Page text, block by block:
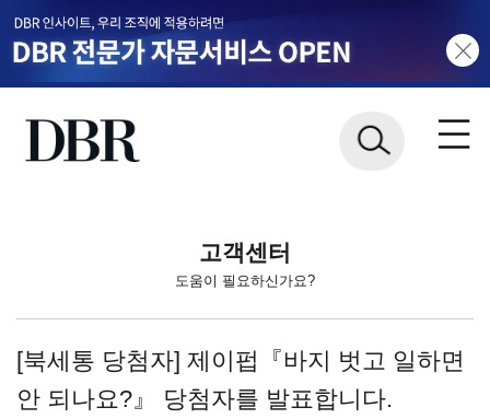
고객센터
도움이 필요하신가요?
[북세통 당첨자] 제이펍『바지 벗고 일하면
안 되나요?』 당첨자를 발표합니다.